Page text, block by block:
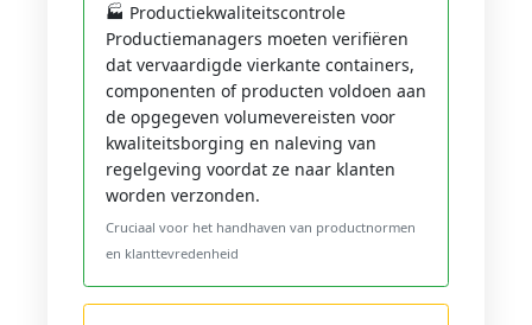
🏭 Productiekwaliteitscontrole
Productiemanagers moeten verifiëren
dat vervaardigde vierkante containers,
componenten of producten voldoen aan
de opgegeven volumevereisten voor
kwaliteitsborging en naleving van
regelgeving voordat ze naar klanten
worden verzonden.
Cruciaal voor het handhaven van productnormen
en klanttevredenheid